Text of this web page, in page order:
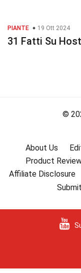
PIANTE 19 Ott 2024
31 Fatti Su
©
About Us
Product
Affiliate Disclosure